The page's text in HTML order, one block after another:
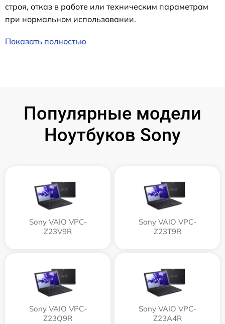
строя, отказ в работе или техническим параметрам
при нормальном использовании.
Показать полностью
Популярные модели
Ноутбуков Sony
Sony VAIO VPC-
Z23V9R
Sony VAIO VPC-
Z23T9R
Sony VAIO VPC-
Z23Q9R
Sony VAIO VPC-
Z23A4R